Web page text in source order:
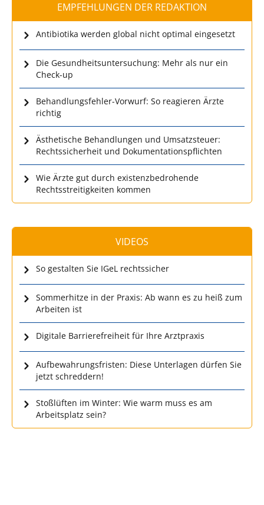
EMPFEHLUNGEN DER REDAKTION
Antibiotika werden global nicht optimal eingesetzt
Die Gesundheitsuntersuchung: Mehr als nur ein
Check-up
Behandlungsfehler-Vorwurf: So reagieren Ärzte
richtig
Ästhetische Behandlungen und Umsatzsteuer:
Rechtssicherheit und Dokumentationspflichten
Wie Ärzte gut durch existenzbedrohende
Rechtsstreitigkeiten kommen
VIDEOS
So gestalten Sie IGeL rechtssicher
Sommerhitze in der Praxis: Ab wann es zu heiß zum
Arbeiten ist
Digitale Barrierefreiheit für Ihre Arztpraxis
Aufbewahrungsfristen: Diese Unterlagen dürfen Sie
jetzt schreddern!
Stoßlüften im Winter: Wie warm muss es am
Arbeitsplatz sein?